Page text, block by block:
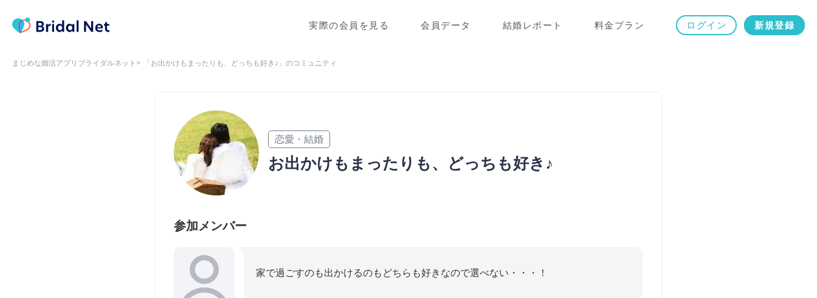
実際の会員を見る 会員データ 結婚レポート 料金プラン ログイン 新規登録
まじめな婚活アプリブライダルネット 「お出かけもまったりも、どっちも好き♪」のコミュニティ
恋愛・結婚
お出かけもまったりも、どっちも好き♪
参加メンバー
家で過ごすのも出かけるのもどちらも好きなので選べない・・・！